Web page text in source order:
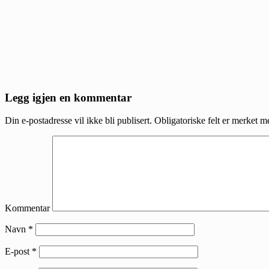
Reader
Legg igjen en kommentar
Din e-postadresse vil ikke bli publisert. Obligatoriske felt er merket
Kommentar
Navn *
E-post *